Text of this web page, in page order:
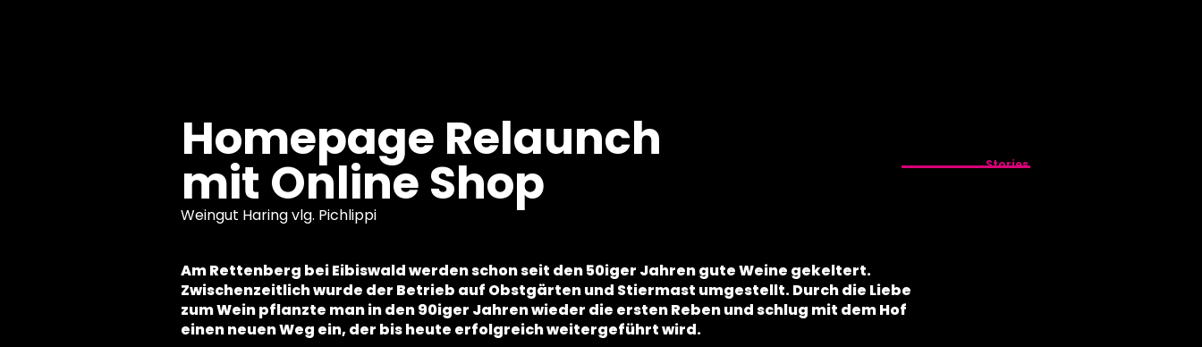
Homepage Relaunch
mit Online Shop
Weingut Haring vlg. Pichlippi
Stories
Am Rettenberg bei Eibiswald werden schon seit den 50iger Jahren gute Weine gekeltert.
Zwischenzeitlich wurde der Betrieb auf Obstgärten und Stiermast umgestellt. Durch die Liebe
zum Wein pflanzte man in den 90iger Jahren wieder die ersten Reben und schlug mit dem Hof
einen neuen Weg ein, der bis heute erfolgreich weitergeführt wird.